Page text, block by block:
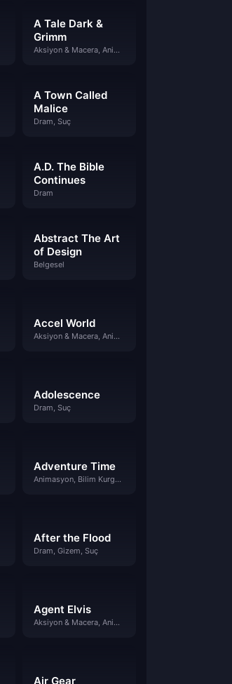
A Tale Dark &
Grimm
Aksiyon & Macera, Animasyon, Çocuklar
A Town Called
Malice
Dram, Suç
A.D. The Bible
Continues
Dram
Abstract The Art
of Design
Belgesel
Accel World
Aksiyon & Macera, Animasyon, Bilim Kurgu & Fantazi, Dram
Adolescence
Dram, Suç
Adventure Time
Animasyon, Bilim Kurgu & Fantazi, Komedi
After the Flood
Dram, Gizem, Suç
Agent Elvis
Aksiyon & Macera, Animasyon, Komedi
Air Gear